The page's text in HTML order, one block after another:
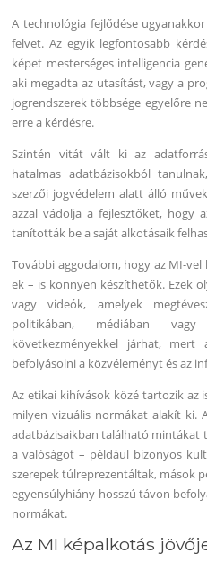
A technológia fejlődése
felvet. Az egyik legfontosabb
képet mesterséges intelligencia
aki megadta az utasítást, vagy a
jogrendszerek többsége egyelőre
erre a kérdésre.
Szintén vitát vált ki az
hatalmas adatbázisokból
szerzői jogvédelem alatt álló
azzal vádolja a fejlesztőket, hogy
tanították be a saját alkotásaik
További aggodalom, hogy az MI-vel
ek – is könnyen készíthetők. Ezek
vagy videók, amelyek
politikában, médiában
következményekkel járhat,
befolyásolni a közvéleményt és az
Az etikai kihívások közé tartozik az
milyen vizuális normákat alakít ki.
adatbázisaikban található mintákat
a valóságot – például bizonyos
szerepek túlreprezentáltak, mások
egyensúlyhiány hosszú távon
normákat.
Az MI képalkotás